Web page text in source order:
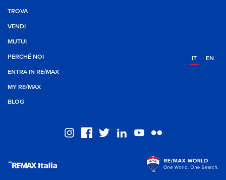
TROVA
VENDI
MUTUI
PERCHÉ NOI
ENTRA IN RE/MAX
MY RE/MAX
BLOG
IT EN